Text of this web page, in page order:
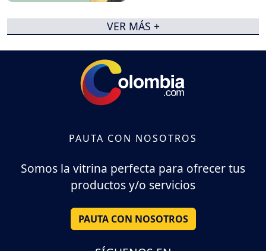
VER MÁS +
PAUTA CON NOSOTROS
Somos la vitrina perfecta para ofrecer tus
productos y/o servicios
PAUTA CON NOSOTROS